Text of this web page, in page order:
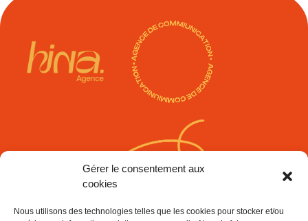
Gérer le consentement aux
cookies
Nous utilisons des technologies telles que les cookies pour stocker et/ou